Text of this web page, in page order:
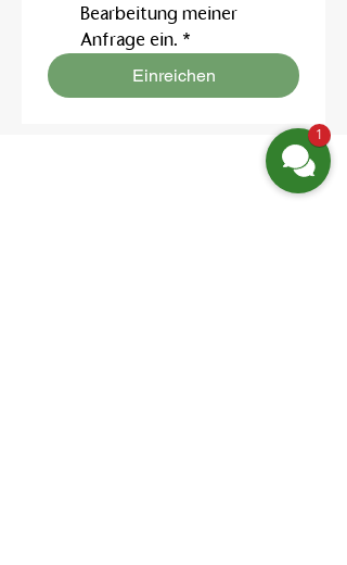
Bearbeitung meiner
Anfrage ein. *
Einreichen
1